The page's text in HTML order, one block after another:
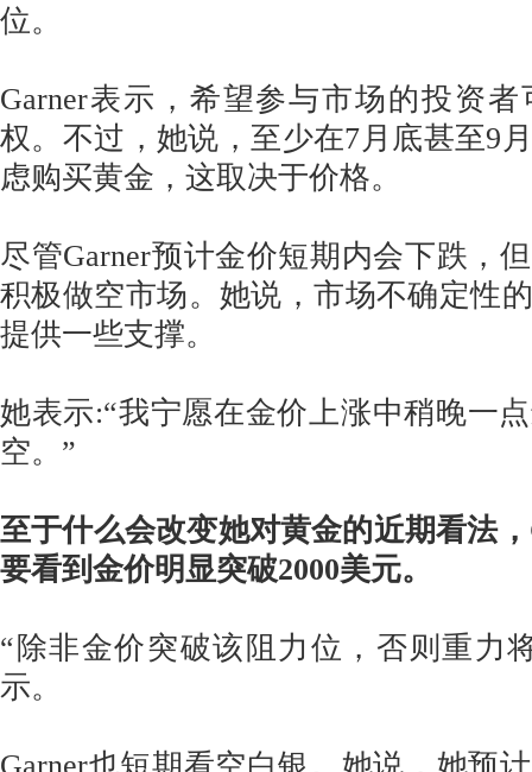
位。
Garner表示，希望参与市场的投资
权。不过，她说，至少在7月底甚至9
虑购买黄金，这取决于价格。
尽管Garner预计金价短期内会下跌，
积极做空市场。她说，市场不确定性
提供一些支撑。
她表示:“我宁愿在金价上涨中稍晚一
空。”
至于什么会改变她对黄金的近期看法
要看到金价明显突破2000美元。
“除非金价突破该阻力位，否则重力
示。